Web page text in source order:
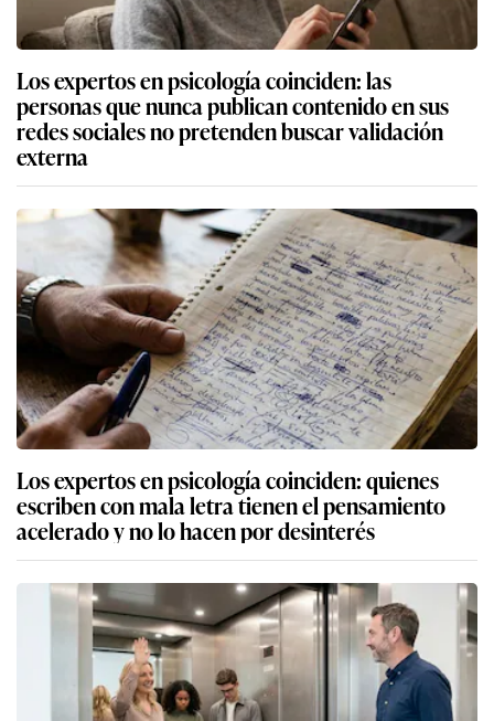
Los expertos en psicología coinciden: las
personas que nunca publican contenido en sus
redes sociales no pretenden buscar validación
externa
Los expertos en psicología coinciden: quienes
escriben con mala letra tienen el pensamiento
acelerado y no lo hacen por desinterés